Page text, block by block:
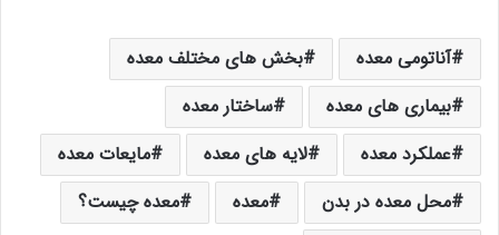
آناتومی معده
بخش های مختلف معده
بیماری های معده
ساختار معده
عملکرد معده
لایه های معده
مایعات معده
محل معده در بدن
معده
معده چیست؟